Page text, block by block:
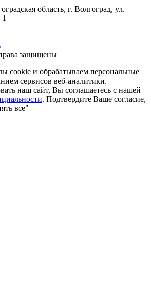
область, г. Волгоград, ул.
защищены
сookie и обрабатываем персональные
сервисов веб-аналитики.
наш сайт, Вы соглашаетесь с нашей
. Подтвердите Ваше согласие,
все"